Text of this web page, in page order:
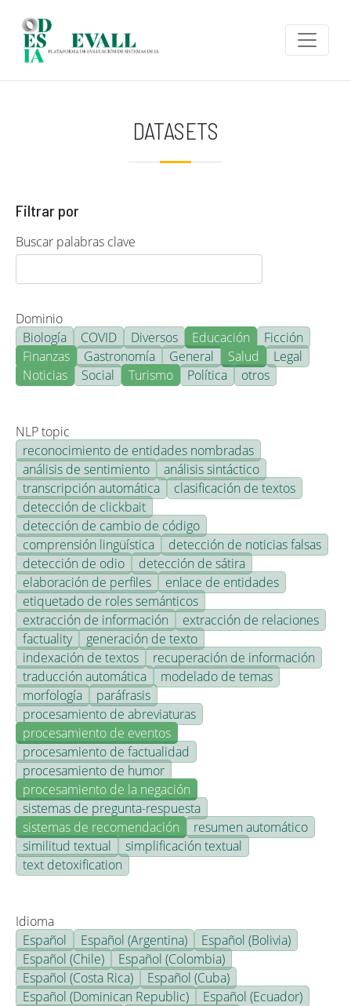
DATASETS
Filtrar por
Buscar palabras clave
Dominio
Biología
COVID Diversos Educación
Ficción
Finanzas
Gastronomía General Salud
Legal
Noticias
Social Turismo Política otros
NLP topic
reconocimiento de entidades nombradas
análisis de sentimiento
análisis sintáctico
transcripción automática
clasificación de textos
detección de clickbait
detección de cambio de código
comprensión lingüística
detección de noticias falsas
detección de odio
detección de sátira
elaboración de perfiles
enlace de entidades
etiquetado de roles semánticos
extracción de información
extracción de relaciones
factuality
generación de texto
indexación de textos
recuperación de información
traducción automática
modelado de temas
morfología
paráfrasis
procesamiento de abreviaturas
procesamiento de eventos
procesamiento de factualidad
procesamiento de humor
procesamiento de la negación
sistemas de pregunta-respuesta
sistemas de recomendación
resumen automático
similitud textual
simplificación textual
text detoxification
Idioma
Español
Español (Argentina)
Español (Bolivia)
Español (Chile)
Español (Colombia)
Español (Costa Rica)
Español (Cuba)
Español (Dominican Republic)
Español (Ecuador)